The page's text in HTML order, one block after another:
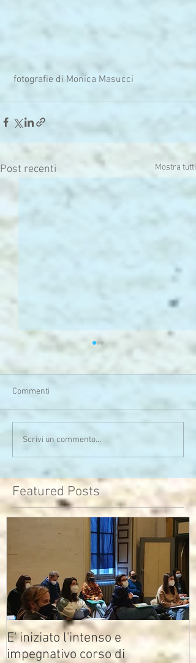
fotografie di Monica Masucci
Post recenti Mostra tutti
Serata calda sia di clima
che di pensieri
Commenti
Scrivi un commento...
Featured Posts
E' iniziato l'intenso e
impegnativo corso di